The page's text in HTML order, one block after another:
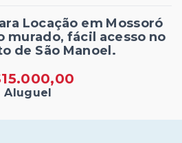
Locação em Mossoró
murado, fácil acesso no
de São Manoel.
Aluguel